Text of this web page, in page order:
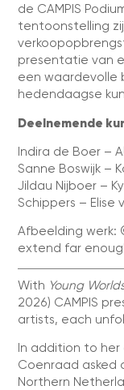
de CAMPIS
tentoonstelling
presentatie van
een waardevolle
hedendaagse
Deelnemende
Indira de Boer –
Sanne Boswijk –
Jildau Nijboer –
Schippers – Elise
Afbeelding werk:
extend far
With Young
2026) CAMPIS
artists, each
In addition to
Coenraad asked
Northern